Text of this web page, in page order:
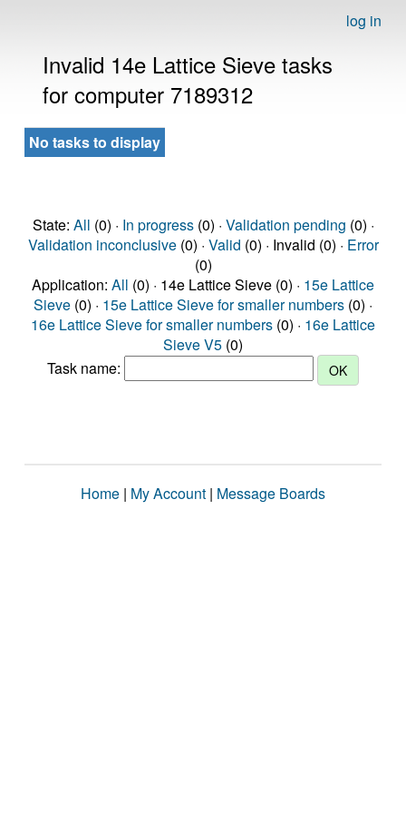
log in
Invalid 14e Lattice Sieve tasks
for computer 7189312
No tasks to display
State: All (0) · In progress(0) · Validation pending (0) ·
Validation inconclusive(0) · Valid (0) · Invalid (0) · Error
(0)
Application: All (0) · 14e Lattice Sieve (0) · 15e Lattice
Sieve (0) · 15e Lattice Sieve for smaller numbers (0) ·
16e Lattice Sieve for smaller numbers (0) · 16e Lattice
Sieve V5 (0)
Task name:
Home | My Account | Message Boards